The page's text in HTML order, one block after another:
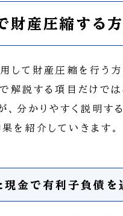
財産圧縮する
用して財産圧縮を行う
で解説する項目だけで
、分かりやすく説明す
を紹介していきます。
現金で有利子負債を